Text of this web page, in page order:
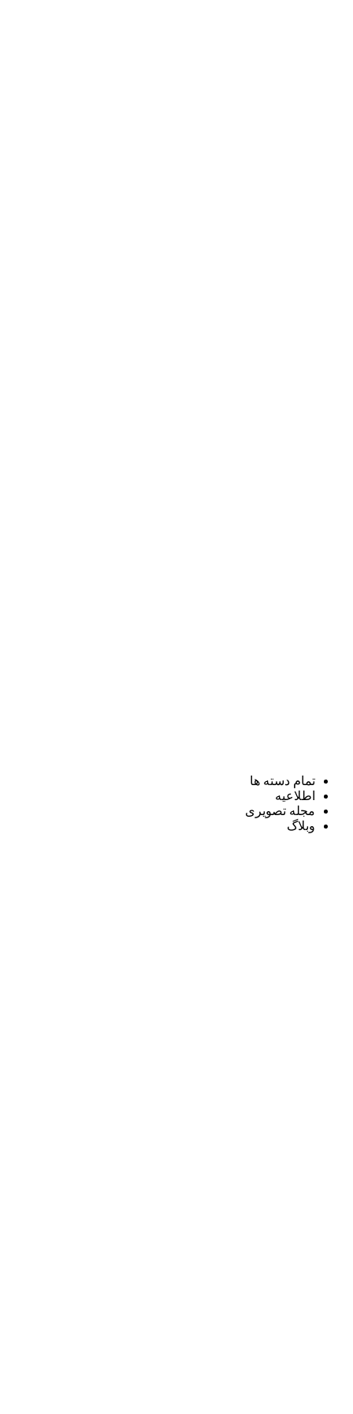
تمام دسته ها
اطلاعیه
مجله تصویری
وبلاگ